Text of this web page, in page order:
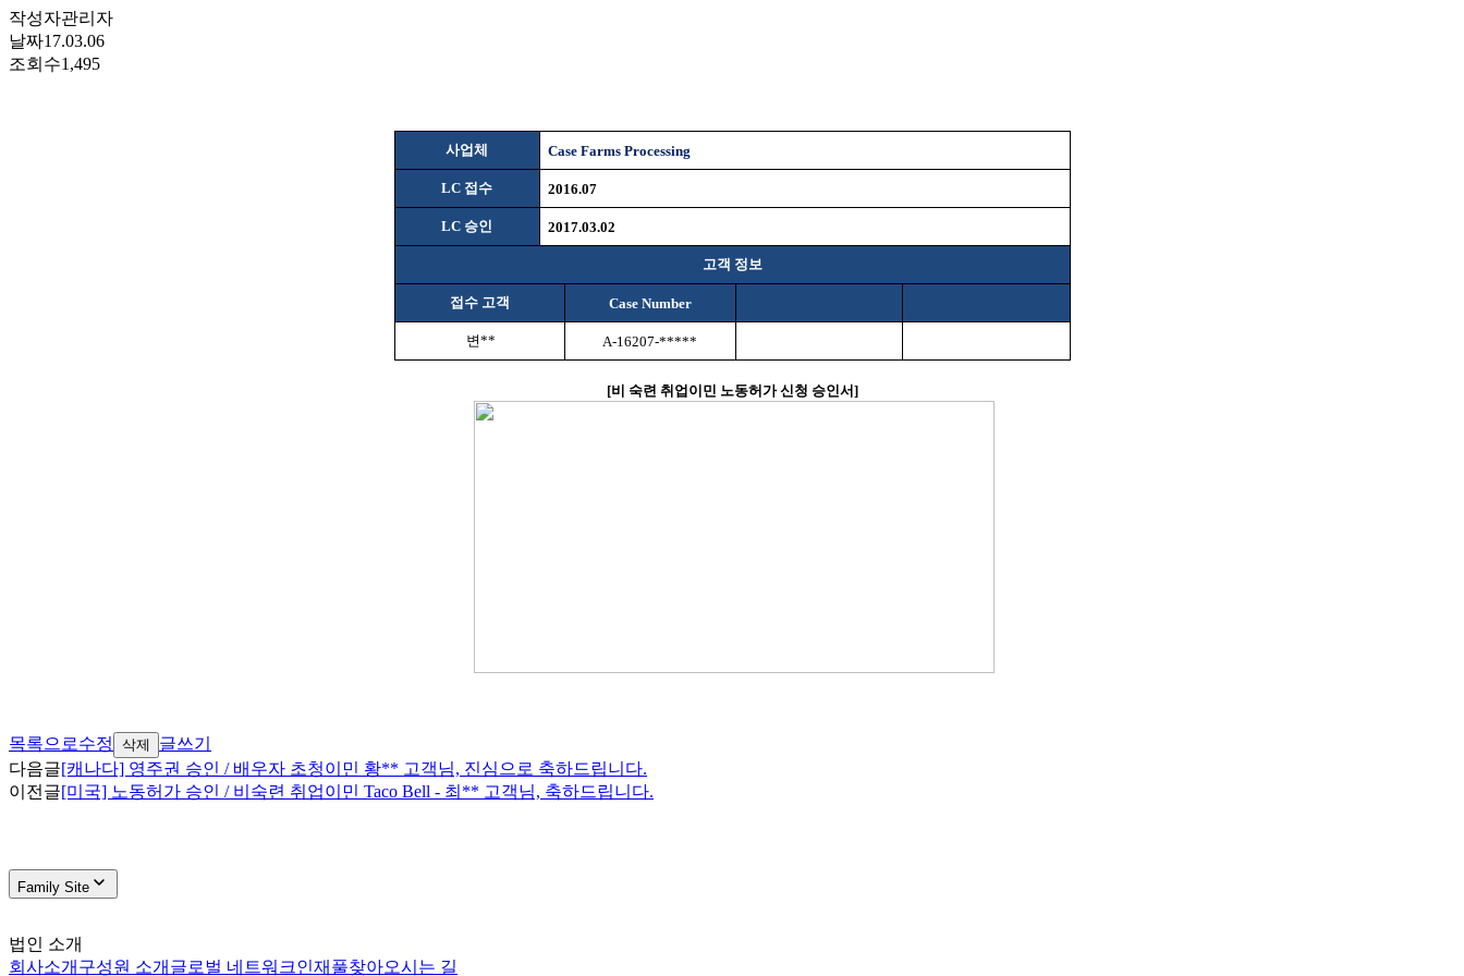
작성자관리자
날짜17.03.06
조회수1,495
사업체 Case Farms Processing
LC 접수 2016.07
LC 승인 2017.03.02
고객 정보
접수 고객 Case Number
변** A-16207-*****
[비 숙련 취업이민 노동허가 신청 승인서]
목록으로수정 삭제
글쓰기
다음글[캐나다] 영주권 승인 / 배우자 초청이민 황** 고객님, 진심으로 축하드립니다.
이전글[미국] 노동허가 승인 / 비숙련 취업이민 Taco Bell - 최** 고객님, 축하드립니다.
Family Site
법인 소개
회사소개 구성원 소개 글로벌 네트워크인재풀찾아오시는 길